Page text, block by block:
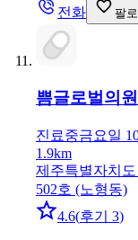
전화
팔
쁨글로벌의원
진료중금요일
1.9km
제주특별자치도
502호 (노형동)
4.6(후기 3)